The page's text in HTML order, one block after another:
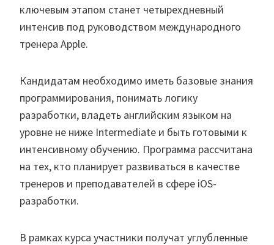
ключевым этапом станет четырехдневный
интенсив под руководством международного
тренера Apple.
Кандидатам необходимо иметь базовые знания
программирования, понимать логику
разработки, владеть английским языком на
уровне не ниже Intermediate и быть готовыми к
интенсивному обучению. Программа рассчитана
на тех, кто планирует развиваться в качестве
тренеров и преподавателей в сфере iOS-
разработки.
В рамках курса участники получат углубленные